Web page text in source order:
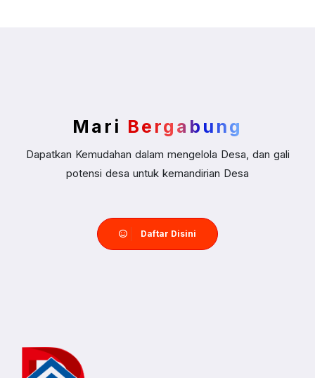
Mari Bergabung
Dapatkan Kemudahan dalam mengelola Desa, dan gali
potensi desa untuk kemandirian Desa
Daftar Disini